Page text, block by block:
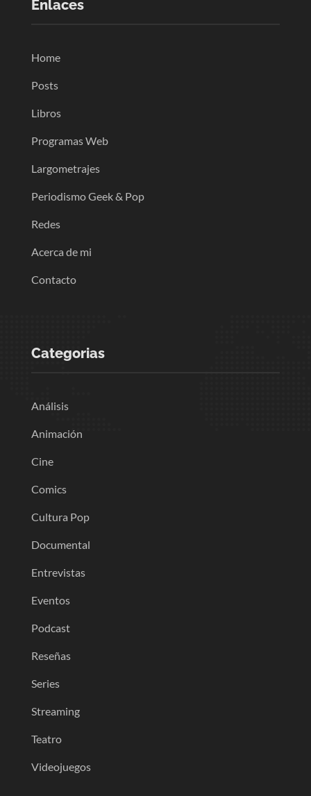
Enlaces
Home
Posts
Libros
Programas Web
Largometrajes
Periodismo Geek & Pop
Redes
Acerca de mi
Contacto
Categorias
Análisis
Animación
Cine
Comics
Cultura Pop
Documental
Entrevistas
Eventos
Podcast
Reseñas
Series
Streaming
Teatro
Videojuegos